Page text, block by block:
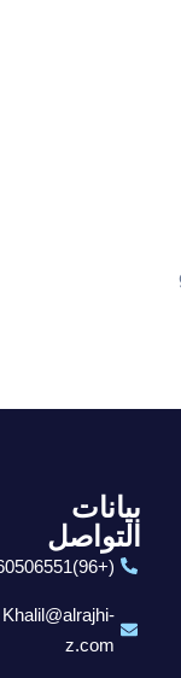
بيانات
التواصل
(+96)6560506551
Khalil@alrajhi-
z.com